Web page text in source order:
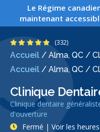
Le Régime
maintenant
Accueil / Alma, QC /
Accueil / Alma, QC /
Clinique
Clinique dentaire
d'ouverture
4.9 étoiles
(332)
Fermé | Voir les